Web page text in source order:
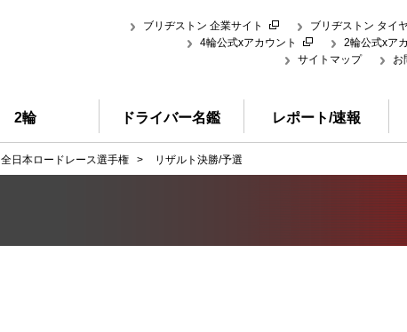
ブリヂストン 企業サイト
ブリヂストン タイ
4輪公式xアカウント
2輪公式xア
サイトマップ
お
2輪 ドライバー名鑑 レポート/速報
全日本ロードレース選手権 > リザルト決勝/予選